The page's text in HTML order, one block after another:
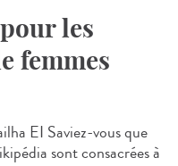
les
femmes
EI Saviez-vous que
sont consacrées à